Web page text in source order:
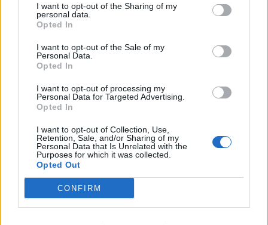
I want to opt-out of the Sharing of my
personal data.
Opted In
I want to opt-out of the Sale of my
Personal Data.
Opted In
I want to opt-out of processing my
Personal Data for Targeted Advertising.
Opted In
I want to opt-out of Collection, Use,
Retention, Sale, and/or Sharing of my
Personal Data that Is Unrelated with the
Purposes for which it was collected.
Opted Out
CONFIRM
L'Ilvamaddalena è tra i 13 club che hanno